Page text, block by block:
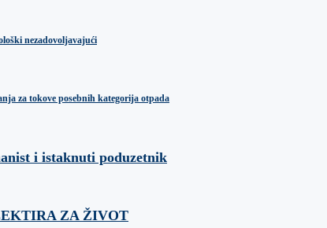
nezadovoljavajući
za tokove posebnih kategorija otpada
i istaknuti poduzetnik
ZA ŽIVOT